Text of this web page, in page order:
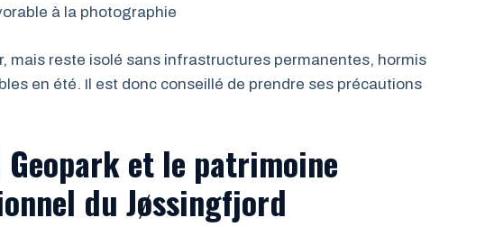
à la photographie
mais reste isolé sans infrastructures permanentes, hormis
en été. Il est donc conseillé de prendre ses précautions
Geopark et le patrimoine
du Jøssingfjord